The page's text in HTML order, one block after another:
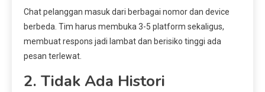
Chat pelanggan masuk dari berbagai nomor dan device
berbeda. Tim harus membuka 3-5 platform sekaligus,
membuat respons jadi lambat dan berisiko tinggi ada
pesan terlewat.
2. Tidak Ada Histori